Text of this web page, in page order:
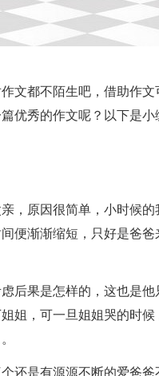
文都不陌生吧，借助作
优秀的作文呢？以下是
，原因很简单，小时候
便渐渐缩短，只好是爸
后果是怎样的，这也是
姐，可一旦姐姐哭的时
还是有源源不断的爱爸